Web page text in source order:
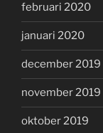
februari 2020
januari 2020
december 2019
november 2019
oktober 2019